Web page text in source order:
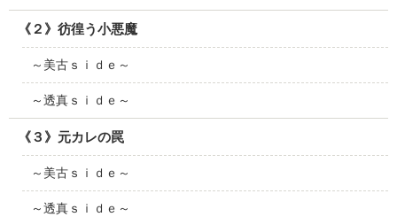
《２》彷徨う小悪魔
～美古ｓｉｄｅ～
～透真ｓｉｄｅ～
《３》元カレの罠
～美古ｓｉｄｅ～
～透真ｓｉｄｅ～